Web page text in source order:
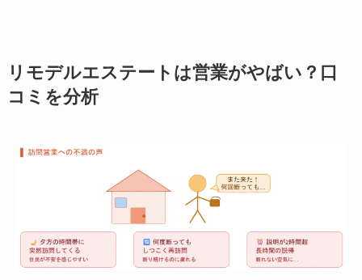
リモデルエステートは営業がやばい？口
コミを分析